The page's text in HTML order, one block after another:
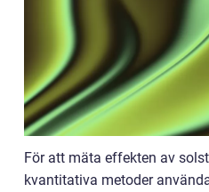
För att mäta effekten av
kvantitativa metoder